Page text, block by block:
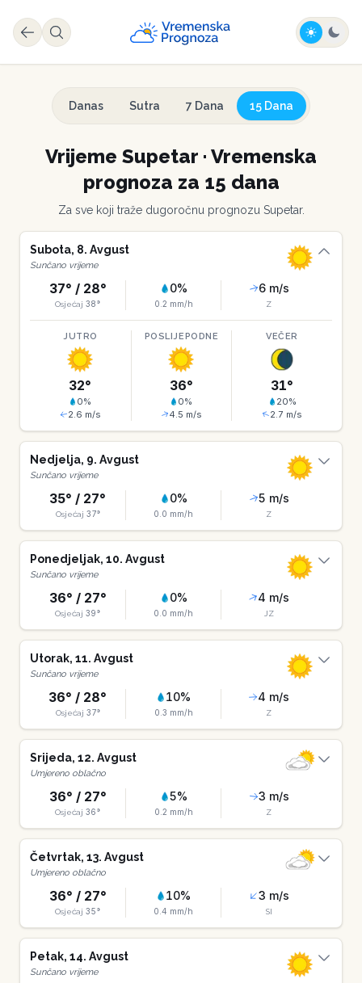
Danas Sutra 7 Dana 15 Dana
Vrijeme Supetar · Vremenska
prognoza za 15 dana
Za sve koji traže dugoročnu prognozu Supetar.
Subota, 8. Avgust
Sunčano vrijeme
37° / 28°
Osjećaj 38°
0%
0.2 mm/h
6m/s
Z
JUTRO
32°
0%
2.6 m/s
POSLIJEPODNE
36°
0%
4.5 m/s
VEČER
31°
20%
2.7 m/s
Nedjelja, 9. Avgust
Sunčano vrijeme
35° / 27°
Osjećaj 37°
0%
0.0 mm/h
5 m/s
Z
Ponedjeljak, 10. Avgust
Sunčano vrijeme
36° / 27°
Osjećaj 39°
0%
0.0 mm/h
4 m/s
JZ
Utorak, 11. Avgust
Sunčano vrijeme
36° / 28°
Osjećaj 37°
10%
0.3 mm/h
4 m/s
Z
Srijeda, 12. Avgust
Umjereno oblačno
36° / 27°
Osjećaj 36°
5%
0.2 mm/h
3 m/s
Z
Četvrtak, 13. Avgust
Umjereno oblačno
36° / 27°
Osjećaj 35°
10%
0.4 mm/h
3 m/s
SI
Petak, 14. Avgust
Sunčano vrijeme